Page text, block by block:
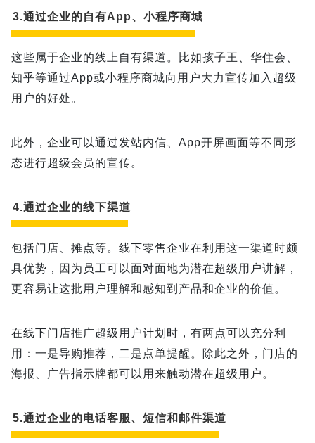
3.通过企业的自有App、小程序商城
这些属于企业的线上自有渠道。比如孩子王、华住会、
知乎等通过App或小程序商城向用户大力宣传加入超级
用户的好处。
此外，企业可以通过发站内信、App开屏画面等不同形
态进行超级会员的宣传。
4.通过企业的线下渠道
包括门店、摊点等。线下零售企业在利用这一渠道时颇
具优势，因为员工可以面对面地为潜在超级用户讲解，
更容易让这批用户理解和感知到产品和企业的价值。
在线下门店推广超级用户计划时，有两点可以充分利
用：一是导购推荐，二是点单提醒。除此之外，门店的
海报、广告指示牌都可以用来触动潜在超级用户。
5.通过企业的电话客服、短信和邮件渠道